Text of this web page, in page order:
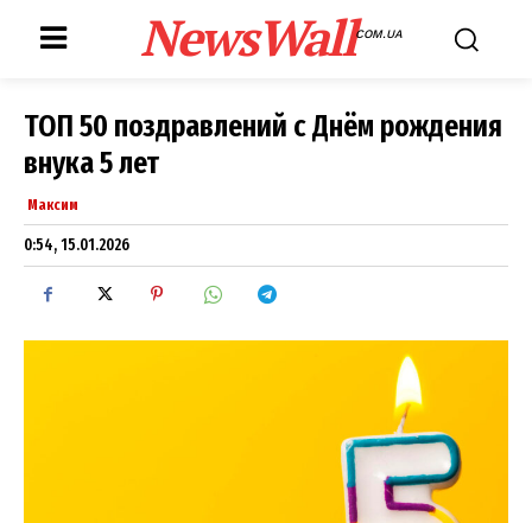
NewsWallCOM.UA
ТОП 50 поздравлений с Днём рождения
внука 5 лет
Максим
0:54, 15.01.2026